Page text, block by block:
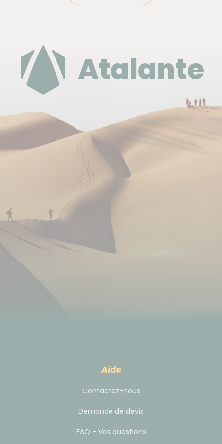
Se loger avant ou après le circuit
Nuits supplémentaires, consulter l'onglet prix-option.
pédestre, bateau, véhicule privé et bus (pour se
rendre à l'aéroport de Catane J08).
Tous les détails concernant vos transferts seront
indiqués dans votre roadbook : lieux, horaires et
privés sur ce circuit. En effet ils permettent
d'appréhender et de rendre bien plus fluide le
voyage que d'utiliser les transports publics
Le transfert Milazzo-Taormine-Etna le jour 06
Budget & change
L'Euro est la monnaie utilisée en Sicile.
Atalante
Aide
Contactez-nous
Demande de devis
FAQ - Vos questions